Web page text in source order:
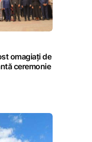
omagiați de
ceremonie